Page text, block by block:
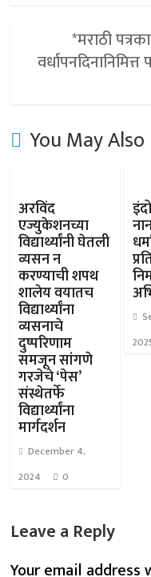
*मराठी
You May Also
अरविंद
एज्युकेशनच्या
विद्यार्थ्यांनी घेतली
व्यसन न
करण्याची शपथ
शालेय वयातच
विद्यार्थ्यांना
व्यसनाचे
दुष्परिणाम
समजून सांगणे
गरजेचे ‘पेस’
संस्थेतर्फे
विद्यार्थ्यांना
मार्गदर्शन
December 4,
2024
0
Leave a Reply
Your email